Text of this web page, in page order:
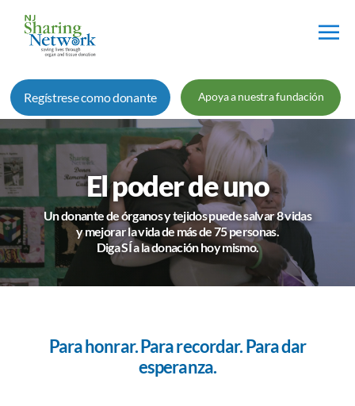
de
Intercambio
de
Nueva
Jersey
Regístrese como donante Apoya a nuestra fundación
El poder de uno
Un donante de órganos y tejidos puede salvar 8 vidas
y mejorar la vida de más de 75 personas.
Diga SÍ a la donación hoy mismo.
Para honrar. Para recordar. Para dar
esperanza.